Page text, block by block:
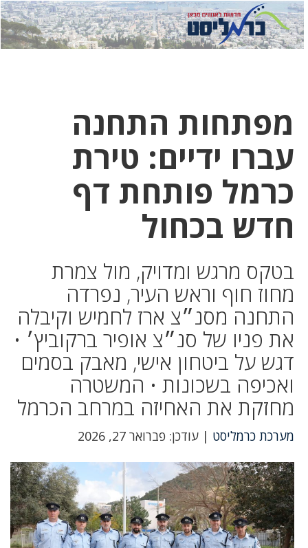
לחץ
כאן
לחץ
כדי
מפתחות התחנה
עברו ידיים: טירת
כרמל פותחת דף
חדש בכחול
בטקס מרגש ומדויק, מול צמרת
מחוז חוף וראש העיר, נפרדה
התחנה מסנ״צ ארז לחמיש וקיבלה
את פניו של סנ״צ אופיר ברקוביץ׳ •
דגש על ביטחון אישי, מאבק בסמים
ואכיפה בשכונות • המשטרה
מחזקת את האחיזה במרחב הכרמל
מערכת כרמליסט | עודכן: פברואר 27, 2026